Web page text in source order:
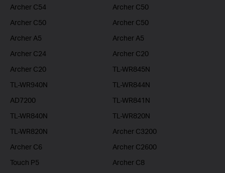
Archer C54
Archer C50
Archer C50
Archer C50
Archer A5
Archer A5
Archer C24
Archer C20
Archer C20
TL-WR845N
TL-WR940N
TL-WR844N
AD7200
TL-WR841N
TL-WR840N
TL-WR820N
TL-WR820N
Archer C3200
Archer C6
Archer C2600
Touch P5
Archer C8